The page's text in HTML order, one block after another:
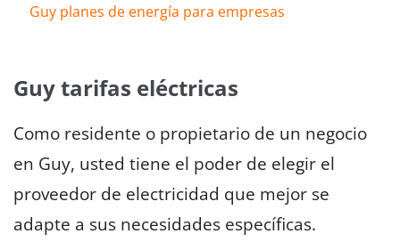
Guy planes de energía para empresas
Guy tarifas eléctricas
Como residente o propietario de un negocio
en Guy, usted tiene el poder de elegir el
proveedor de electricidad que mejor se
adapte a sus necesidades específicas.